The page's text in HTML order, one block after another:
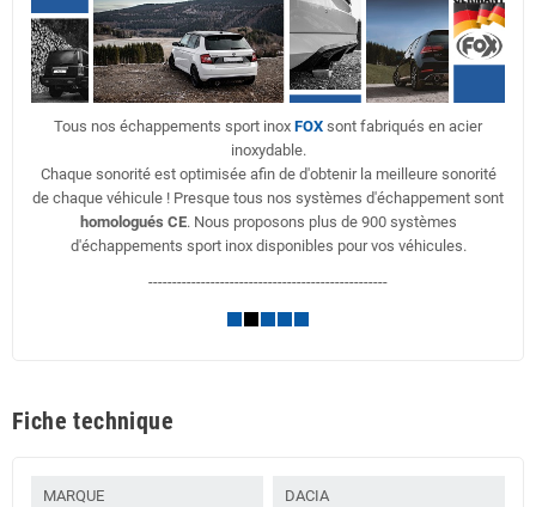
Tous nos échappements sport inox FOX sont fabriqués en acier
inoxydable.
Chaque sonorité est optimisée afin de d'obtenir la meilleure sonorité
de chaque véhicule ! Presque tous nos systèmes d'échappement sont
homologués CE. Nous proposons plus de 900 systèmes
d'échappements sport inox disponibles pour vos véhicules.
--------------------------------------------------
Fiche technique
MARQUE DACIA